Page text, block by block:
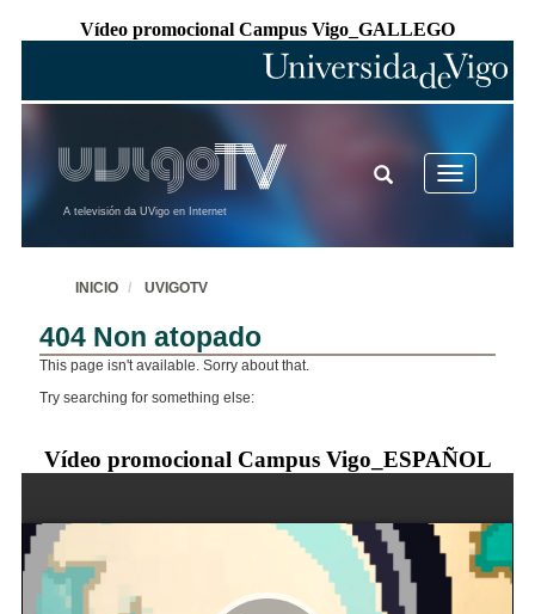
Vídeo promocional Campus Vigo_GALLEGO
Vídeo promocional Campus Vigo_ESPAÑOL